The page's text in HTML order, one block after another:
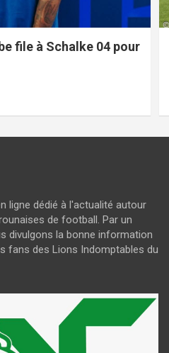
file à Schalke 04 pour
ligne dédié à l'actualité autour
de football. Par un
divulgons la bonne information
fans des Lions Indomptables du